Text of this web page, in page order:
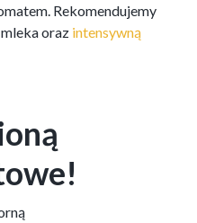
Rekomendujemy
oraz intensywną